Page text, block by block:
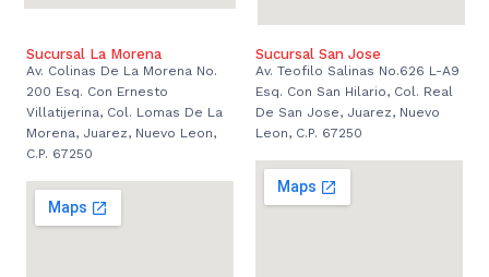
Sucursal La Morena
Av. Colinas De La Morena No.
200 Esq. Con Ernesto
Villatijerina, Col. Lomas De La
Morena, Juarez, Nuevo Leon,
C.P. 67250
Sucursal San Jose
Av. Teofilo Salinas No.626 L-A9
Esq. Con San Hilario, Col. Real
De San Jose, Juarez, Nuevo
Leon, C.P. 67250